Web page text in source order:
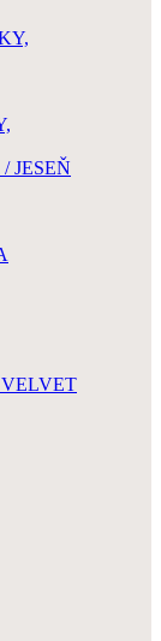
JESEŇ